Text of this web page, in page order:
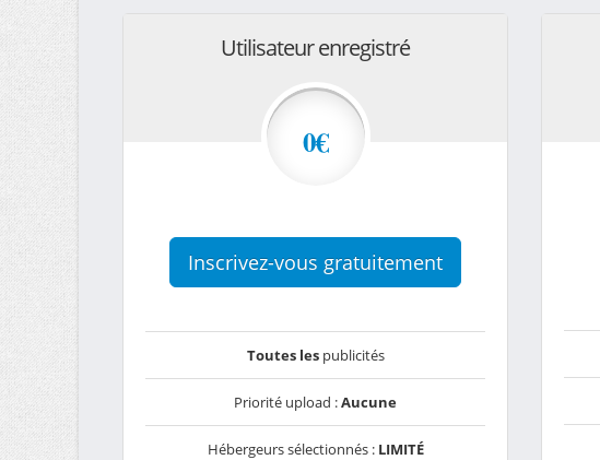
Utilisateur enregistré
0€
Inscrivez-vous gratuitement
Toutes lespublicités
Priorité upload :Aucune
Hébergeurs sélectionnés : LIMITÉ